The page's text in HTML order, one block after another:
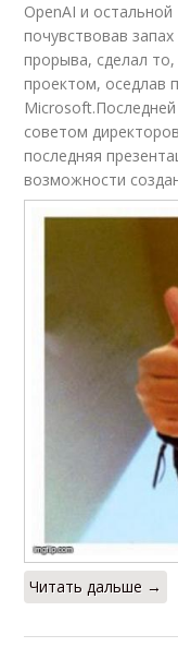
OpenAI и
почувствовав
прорыва, сделал
проектом, оседлав
советом
последняя
возможности
Читать дальше →